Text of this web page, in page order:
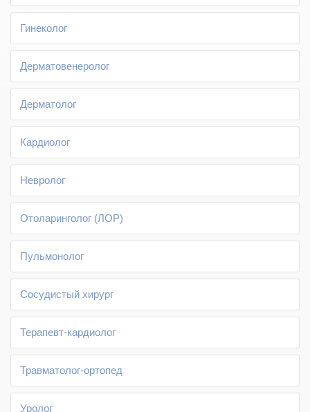
Гинеколог
Дерматовенеролог
Дерматолог
Кардиолог
Невролог
Отоларинголог (ЛОР)
Пульмонолог
Сосудистый хирург
Терапевт-кардиолог
Травматолог-ортопед
Уролог